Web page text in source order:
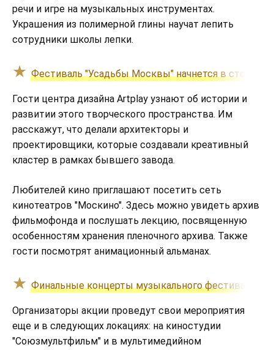
речи и игре на музыкальных инструментах.
Украшения из полимерной глины научат лепить
сотрудники школы лепки.
Фестиваль "Усадьбы Москвы" начнется в столице
Гости центра дизайна Artplay узнают об истории и
развитии этого творческого пространства. Им
расскажут, что делали архитекторы и
проектировщики, которые создавали креативный
кластер в рамках бывшего завода.
Любителей кино приглашают посетить сеть
кинотеатров "Москино". Здесь можно увидеть архив
фильмофонда и послушать лекцию, посвященную
особенностям хранения пленочного архива. Также
гости посмотрят анимационный альманах.
Финальные концерты музыкального фестиваля
Организаторы акции проведут свои мероприятия
еще и в следующих локациях: на киностудии
"Союзмультфильм" и в мультимедийном